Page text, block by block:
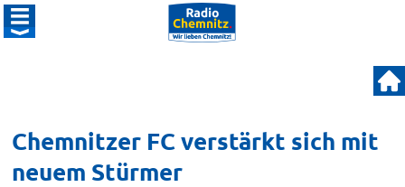
Chemnitzer FC verstärkt sich mit
neuem Stürmer